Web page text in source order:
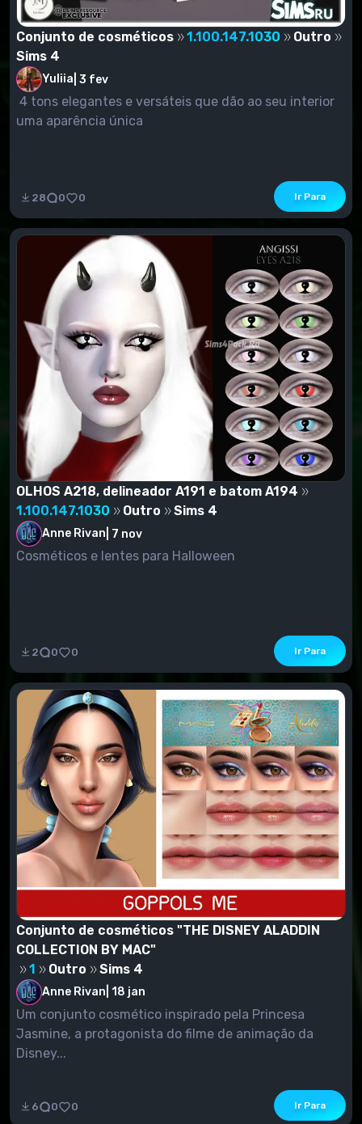
Conjunto de cosméticos 1.100.147.1030
Outro
Sims 4
Yuliia 3 fev
4 tons elegantes e versáteis que dão ao seu interior
uma aparência única
28 0 0 Ir Para
OLHOS A218, delineador A191 e batom A194
1.100.147.1030
Outro Sims 4
Anne Rivan 7 nov
Cosméticos e lentes para Halloween
2 0 0 Ir Para
Conjunto de cosméticos "THE DISNEY ALADDIN
COLLECTION BY MAC"
1
Outro Sims 4
Anne Rivan 18 jan
Um conjunto cosmético inspirado pela Princesa
Jasmine, a protagonista do filme de animação da
Disney...
6 0 0 Ir Para